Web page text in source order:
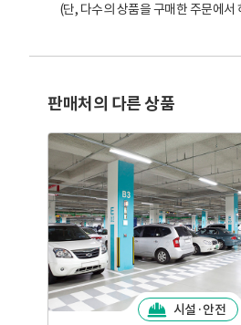
(단, 다수의 상품을 구매한 주문에서
판매처의 다른 상품
시설·안전